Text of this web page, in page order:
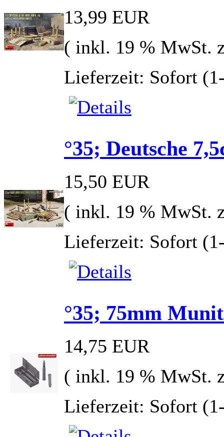
13,99 EUR
( inkl. 19 % MwSt.
Lieferzeit: Sofort
°35; Deutsche
15,50 EUR
( inkl. 19 % MwSt.
Lieferzeit: Sofort
°35; 75mm
14,75 EUR
( inkl. 19 % MwSt.
Lieferzeit: Sofort